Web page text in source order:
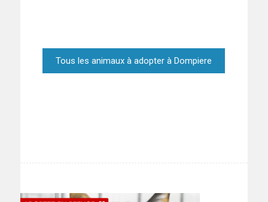
Tous les animaux à adopter à Dompiere